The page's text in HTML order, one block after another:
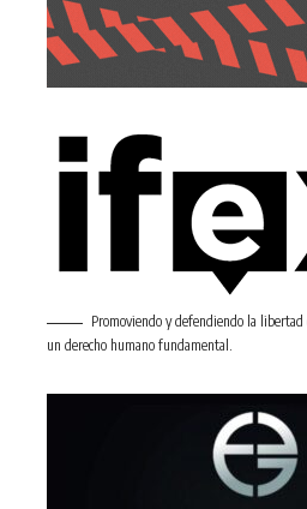
Promoviendo y defendiendo la libertad
un derecho humano fundamental.